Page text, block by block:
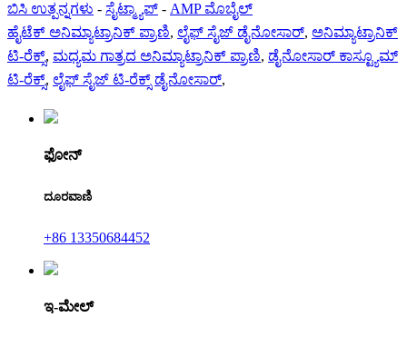
ಬಿಸಿ ಉತ್ಪನ್ನಗಳು - ಸೈಟ್ಮ್ಯಾಪ್ - AMP ಮೊಬೈಲ್
ಹೈಟೆಕ್ ಅನಿಮ್ಯಾಟ್ರಾನಿಕ್ ಪ್ರಾಣಿ, ಲೈಫ್ ಸೈಜ್ ಡೈನೋಸಾರ್, ಅನಿಮ್ಯಾಟ್ರಾನಿಕ್
ಟಿ-ರೆಕ್ಸ್, ಮಧ್ಯಮ ಗಾತ್ರದ ಅನಿಮ್ಯಾಟ್ರಾನಿಕ್ ಪ್ರಾಣಿ, ಡೈನೋಸಾರ್ ಕಾಸ್ಟ್ಯೂಮ್
ಟಿ-ರೆಕ್ಸ್, ಲೈಫ್ ಸೈಜ್ ಟಿ-ರೆಕ್ಸ್ ಡೈನೋಸಾರ್,
ಫೋನ್
ದೂರವಾಣಿ
+86 13350684452
ಇ-ಮೇಲ್